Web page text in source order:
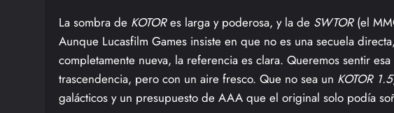
La sombra de KOTORes larga y poderosa, y la de SWTOR(el
Aunque Lucasfilm Games insiste en que no es una secuela
completamente nueva, la referencia es clara. Queremos sentir
trascendencia, pero con un aire fresco. Que no sea un KOTOR 1.5
galácticos y un presupuesto de AAA que el original solo podía